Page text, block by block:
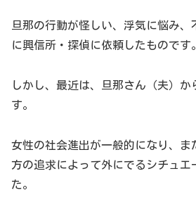
旦那の行動が怪しい、浮気に悩み、
に興信所・探偵に依頼したものです。
しかし、最近は、旦那さん（夫）か
す。
女性の社会進出が一般的になり、ま
方の追求によって外にでるシチュエ
た。